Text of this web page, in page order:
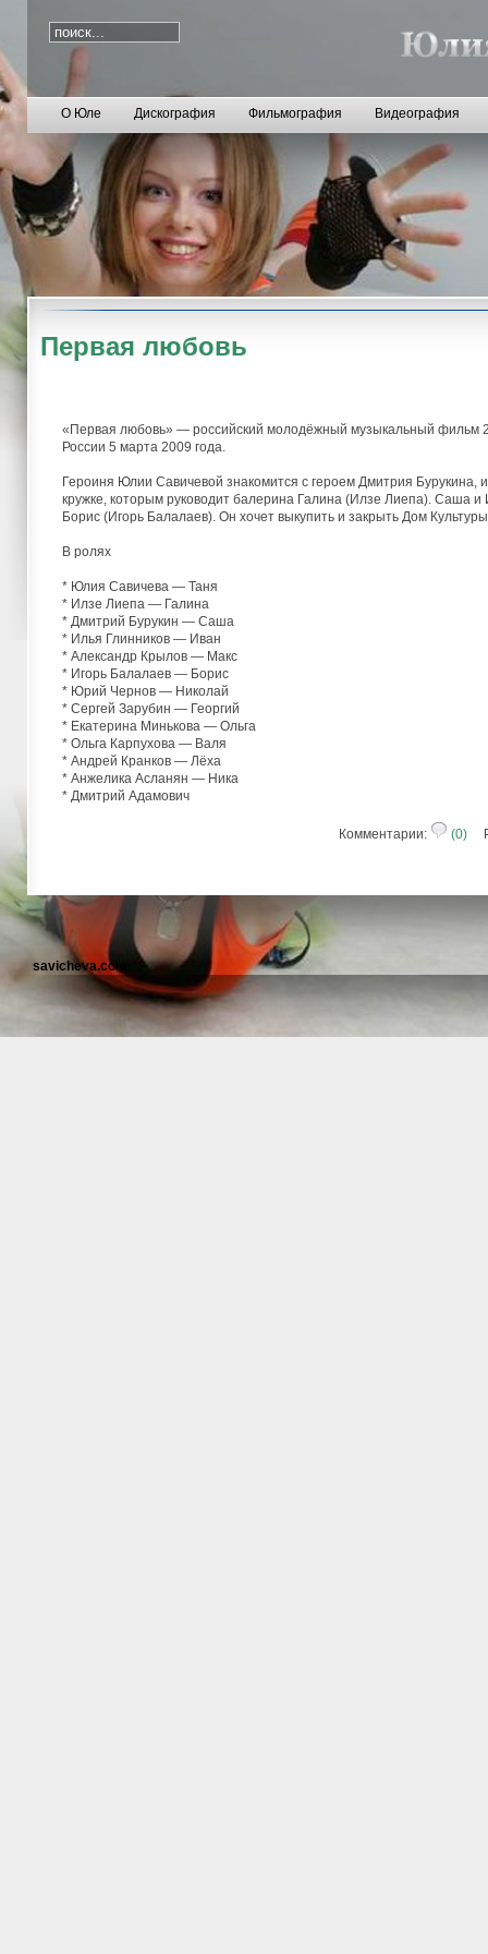
О Юле Дискография Фильмография Видеография
Первая любовь
«Первая любовь» — российский молодёжный музыкальный фильм
России 5 марта 2009 года.
Героиня Юлии Савичевой знакомится с героем Дмитрия
кружке, которым руководит балерина Галина (Илзе Лиепа). Саша
Борис (Игорь Балалаев). Он хочет выкупить и закрыть Дом
В ролях
* Юлия Савичева — Таня
* Илзе Лиепа — Галина
* Дмитрий Бурукин — Саша
* Илья Глинников — Иван
* Александр Крылов — Макс
* Игорь Балалаев — Борис
* Юрий Чернов — Николай
* Сергей Зарубин — Георгий
* Екатерина Минькова — Ольга
* Ольга Карпухова — Валя
* Андрей Кранков — Лёха
* Анжелика Асланян — Ника
* Дмитрий Адамович
Комментарии: (0)
savicheva.com